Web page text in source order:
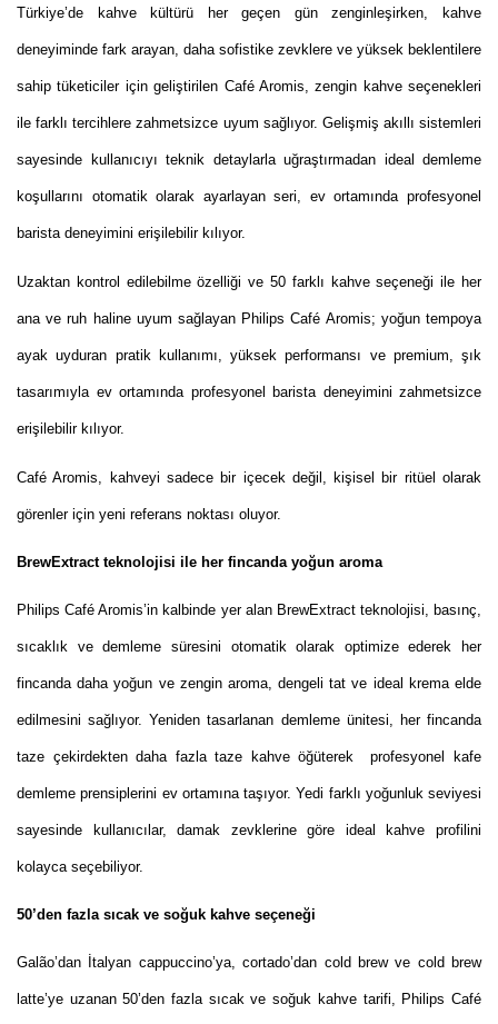
Türkiye’de kahve kültürü her geçen gün zenginleşirken, kahve
deneyiminde fark arayan, daha sofistike zevklere ve yüksek beklentilere
sahip tüketiciler için geliştirilen Café Aromis, zengin kahve seçenekleri
ile farklı tercihlere zahmetsizce uyum sağlıyor. Gelişmiş akıllı sistemleri
sayesinde kullanıcıyı teknik detaylarla uğraştırmadan ideal demleme
koşullarını otomatik olarak ayarlayan seri, ev ortamında profesyonel
barista deneyimini erişilebilir kılıyor.
Uzaktan kontrol edilebilme özelliği ve 50 farklı kahve seçeneği ile her
ana ve ruh haline uyum sağlayan Philips Café Aromis; yoğun tempoya
ayak uyduran pratik kullanımı, yüksek performansı ve premium, şık
tasarımıyla ev ortamında profesyonel barista deneyimini zahmetsizce
erişilebilir kılıyor.
Café Aromis, kahveyi sadece bir içecek değil, kişisel bir ritüel olarak
görenler için yeni referans noktası oluyor.
BrewExtract teknolojisi ile her fincanda yoğun aroma
Philips Café Aromis’in kalbinde yer alan BrewExtract teknolojisi, basınç,
sıcaklık ve demleme süresini otomatik olarak optimize ederek her
fincanda daha yoğun ve zengin aroma, dengeli tat ve ideal krema elde
edilmesini sağlıyor. Yeniden tasarlanan demleme ünitesi, her fincanda
taze çekirdekten daha fazla taze kahve öğüterek profesyonel kafe
demleme prensiplerini ev ortamına taşıyor. Yedi farklı yoğunluk seviyesi
sayesinde kullanıcılar, damak zevklerine göre ideal kahve profilini
kolayca seçebiliyor.
50’den fazla sıcak ve soğuk kahve seçeneği
Galão’dan İtalyan cappuccino’ya, cortado’dan cold brew ve cold brew
latte’ye uzanan 50’den fazla sıcak ve soğuk kahve tarifi, Philips Café